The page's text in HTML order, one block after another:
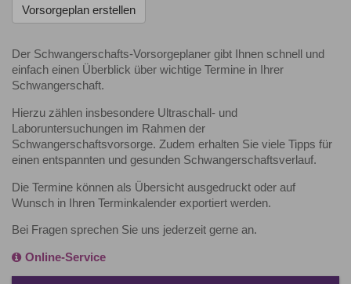
Der Schwangerschafts-Vorsorgeplaner gibt Ihnen schnell und
einfach einen Überblick über wichtige Termine in Ihrer
Schwangerschaft.
Hierzu zählen insbesondere Ultraschall- und
Laboruntersuchungen im Rahmen der
Schwangerschaftsvorsorge. Zudem erhalten Sie viele Tipps für
einen entspannten und gesunden Schwangerschaftsverlauf.
Die Termine können als Übersicht ausgedruckt oder auf
Wunsch in Ihren Terminkalender exportiert werden.
Bei Fragen sprechen Sie uns jederzeit gerne an.
Online-Service